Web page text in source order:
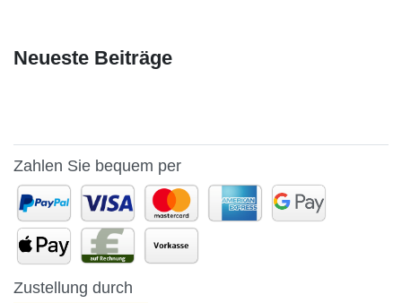
Neueste Beiträge
Zahlen Sie bequem per
Zustellung durch